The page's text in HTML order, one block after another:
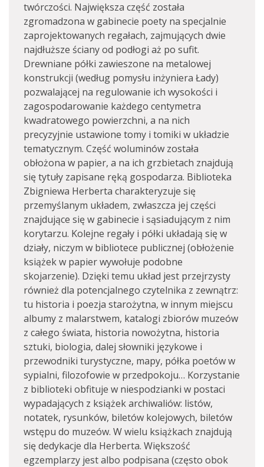
twórczości. Największa część została
zgromadzona w gabinecie poety na specjalnie
zaprojektowanych regałach, zajmujących dwie
najdłuższe ściany od podłogi aż po sufit.
Drewniane półki zawieszone na metalowej
konstrukcji (według pomysłu inżyniera Łady)
pozwalającej na regulowanie ich wysokości i
zagospodarowanie każdego centymetra
kwadratowego powierzchni, a na nich
precyzyjnie ustawione tomy i tomiki w układzie
tematycznym. Część woluminów została
obłożona w papier, a na ich grzbietach znajdują
się tytuły zapisane ręką gospodarza. Biblioteka
Zbigniewa Herberta charakteryzuje się
przemyślanym układem, zwłaszcza jej części
znajdujące się w gabinecie i sąsiadującym z nim
korytarzu. Kolejne regały i półki układają się w
działy, niczym w bibliotece publicznej (obłożenie
książek w papier wywołuje podobne
skojarzenie). Dzięki temu układ jest przejrzysty
również dla potencjalnego czytelnika z zewnątrz:
tu historia i poezja starożytna, w innym miejscu
albumy z malarstwem, katalogi zbiorów muzeów
z całego świata, historia nowożytna, historia
sztuki, biologia, dalej słowniki językowe i
przewodniki turystyczne, mapy, półka poetów w
sypialni, filozofowie w przedpokoju… Korzystanie
z biblioteki obfituje w niespodzianki w postaci
wypadających z książek archiwaliów: listów,
notatek, rysunków, biletów kolejowych, biletów
wstępu do muzeów. W wielu książkach znajdują
się dedykacje dla Herberta. Większość
egzemplarzy jest albo podpisana (często obok